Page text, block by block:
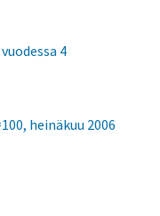
4
heinäkuu 2006